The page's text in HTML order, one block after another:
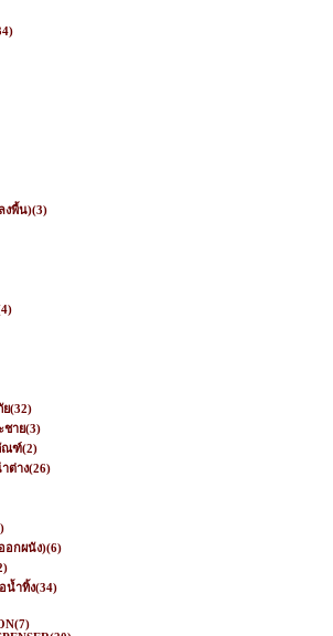
งพื้น)(3)
ย(32)
ชาย(3)
ณฑ์(2)
ต่าง(26)
กผนัง)(6)
น้ำทิ้ง(34)
(7)